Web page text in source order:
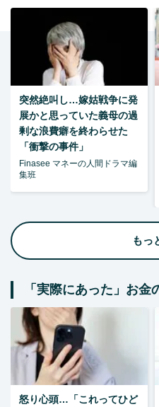
突然絶叫し…嫁姑戦争に発
展かと思っていた義母の過
剰な浪費癖を終わらせた
「衝撃の事件」
Finasee マネーの人間ドラマ編
集班
もっ
「実際にあった」お
怒り心頭…「これってひど